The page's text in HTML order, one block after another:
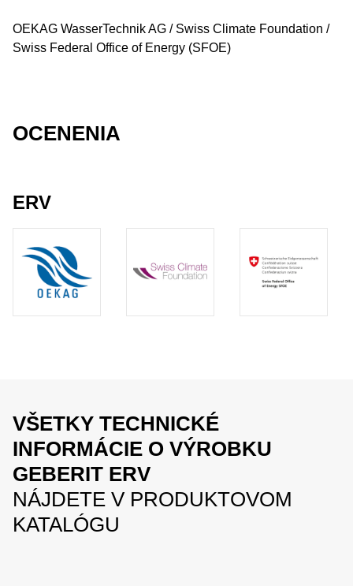
OEKAG WasserTechnik AG / Swiss Climate Foundation /
Swiss Federal Office of Energy (SFOE)
OCENENIA
ERV
VŠETKY TECHNICKÉ
INFORMÁCIE O VÝROBKU
GEBERIT ERV
NÁJDETE V PRODUKTOVOM
KATALÓGU